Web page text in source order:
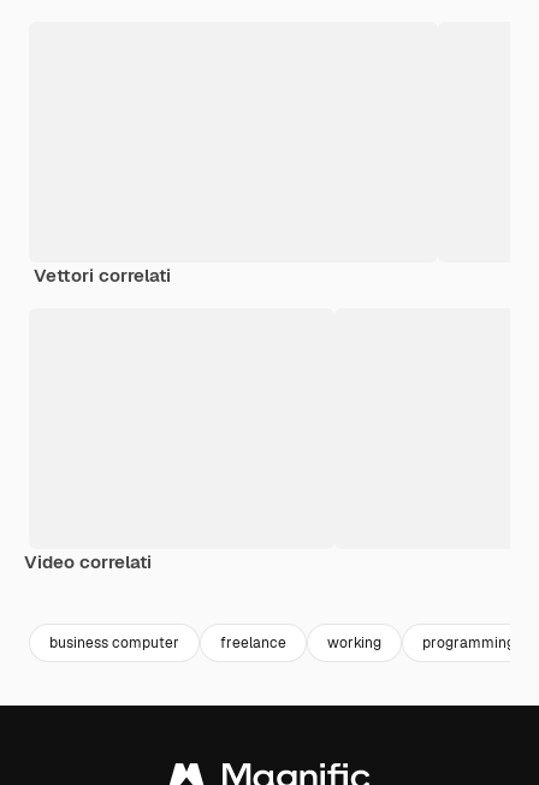
Vettori correlati
Video correlati
business computer freelance working programming